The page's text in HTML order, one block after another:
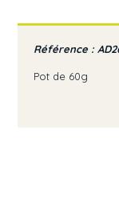
Référence :
Pot de 60g